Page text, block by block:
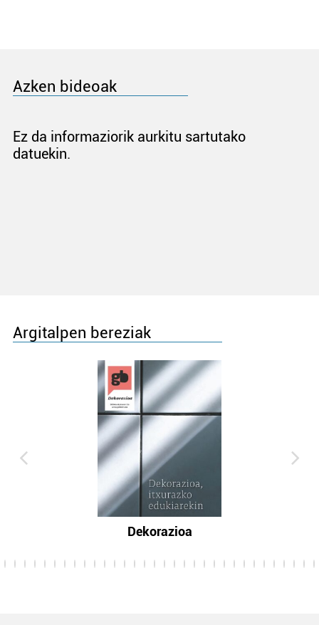
Azken bideoak
Ez da informaziorik aurkitu sartutako
datuekin.
Argitalpen bereziak
Dekorazioa